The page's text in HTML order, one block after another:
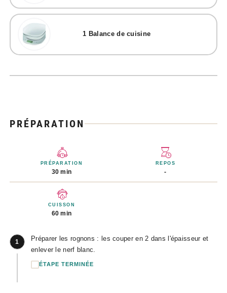
1 Balance de cuisine
PRÉPARATION
PRÉPARATION
30 min
REPOS
-
CUISSON
60 min
1
Préparer les rognons : les couper en 2 dans l'épaisseur et
enlever le nerf blanc.
ÉTAPE TERMINÉE